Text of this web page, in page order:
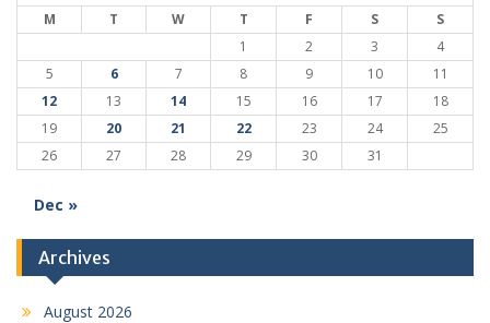
M T W T F S
S
1
2 3
4
5
6 7 8 9 10
11
12
13 14 15 16 17
18
19
20 21 22 23 24
25
26
27 28 29 30 31
Dec »
Archives
August 2026